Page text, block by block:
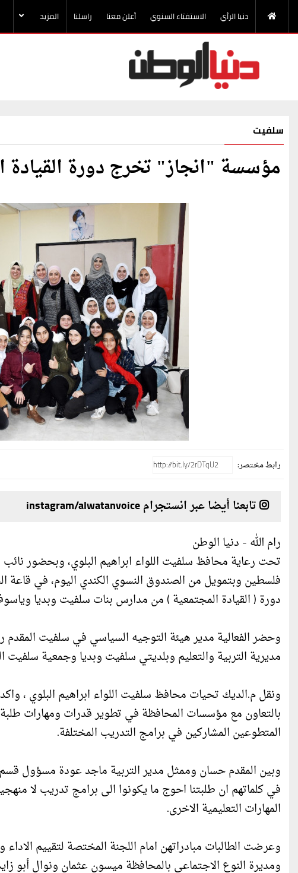
دنيا الرأي الاستفتاء السنوي أعلن معنا راسلنا المزيد
سلفيت
مؤسسة "انجاز" تخرج دورة
رابط مختصر:
تابعنا أيضا عبر انستجرام instagram/alwatanvoice
رام الله - دنيا الوطن
تحت رعاية محافظ سلفيت اللواء ابراهيم البلوي، وبحضور
فلسطين وبتمويل من الصندوق النسوي الكندي اليوم، في قاعة
دورة ( القيادة المجتمعية ) من مدارس بنات سلفيت وبديا
وحضر الفعالية مدير هيئة التوجيه السياسي في سلفيت
مديرية التربية والتعليم وبلديتي سلفيت وبديا وجمعية
ونقل م.الديك تحيات محافظ سلفيت اللواء ابراهيم البلوي ،
بالتعاون مع مؤسسات المحافظة في تطوير قدرات ومهارات
المتطوعين المشاركين في برامج التدريب المختلفة.
وبين المقدم حسان وممثل مدير التربية ماجد عودة مسؤول
في كلماتهم ان طلبتنا احوج ما يكونوا الى برامج تدريب لا
المهارات التعليمية الاخرى.
وعرضت الطالبات مبادراتهن امام اللجنة المختصة لتقييم
ومديرة النوع الاجتماعي بالمحافظة ميسون عثمان ونوال أبو